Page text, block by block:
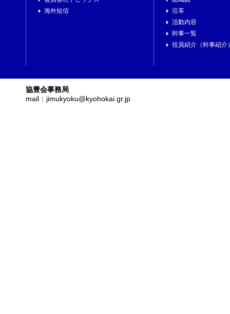
海外短信
沿革
活動内容
幹事一覧
役員紹介（幹事紹介
協豊会事務局
mail：jimukyoku@kyohokai.gr.jp